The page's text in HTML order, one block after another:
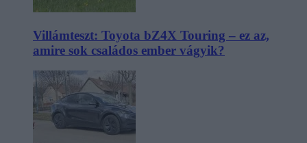
Villámteszt: Toyota bZ4X Touring – ez az,
amire sok családos ember vágyik?